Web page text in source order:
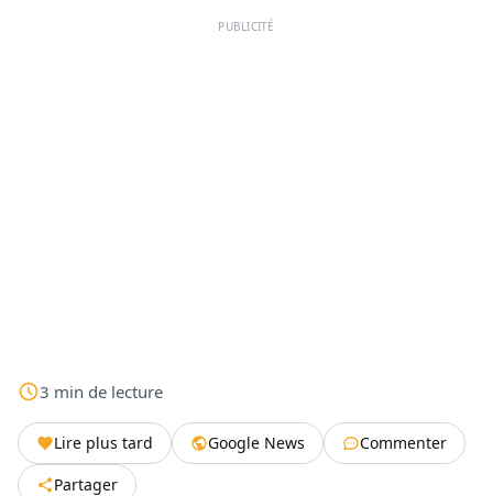
PUBLICITÉ
3 min de lecture
Lire plus tard Google News
Commenter
Partager